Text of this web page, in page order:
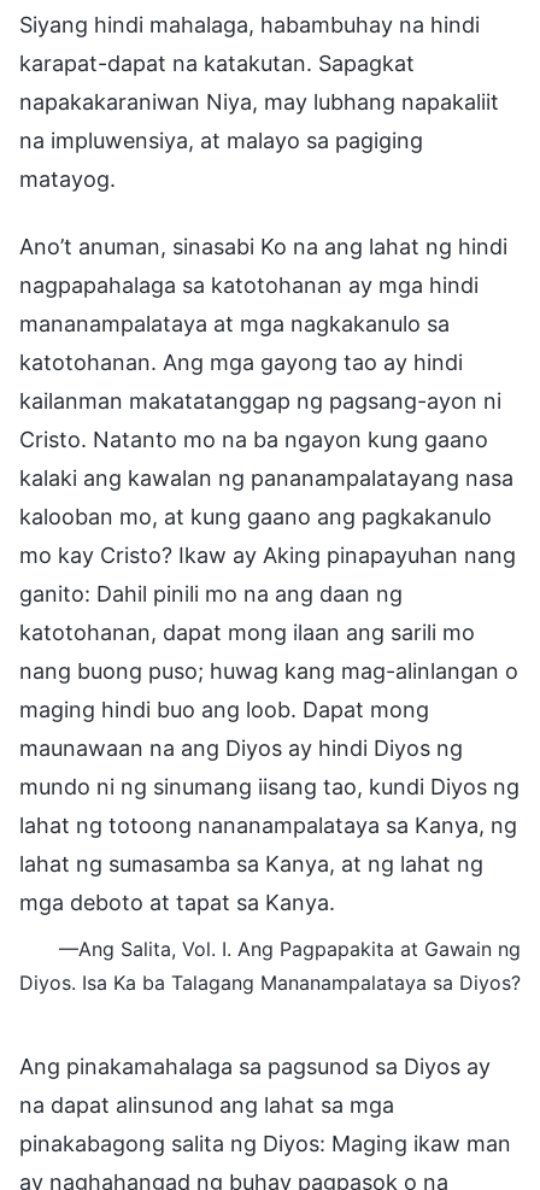
Siyang hindi mahalaga, habambuhay na hindi
karapat-dapat na katakutan. Sapagkat
napakakaraniwan Niya, may lubhang napakaliit
na impluwensiya, at malayo sa pagiging
matayog.
Ano’t anuman, sinasabi Ko na ang lahat ng hindi
nagpapahalaga sa katotohanan ay mga hindi
mananampalataya at mga nagkakanulo sa
katotohanan. Ang mga gayong tao ay hindi
kailanman makatatanggap ng pagsang-ayon ni
Cristo. Natanto mo na ba ngayon kung gaano
kalaki ang kawalan ng pananampalatayang nasa
kalooban mo, at kung gaano ang pagkakanulo
mo kay Cristo? Ikaw ay Aking pinapayuhan nang
ganito: Dahil pinili mo na ang daan ng
katotohanan, dapat mong ilaan ang sarili mo
nang buong puso; huwag kang mag-alinlangan o
maging hindi buo ang loob. Dapat mong
maunawaan na ang Diyos ay hindi Diyos ng
mundo ni ng sinumang iisang tao, kundi Diyos ng
lahat ng totoong nananampalataya sa Kanya, ng
lahat ng sumasamba sa Kanya, at ng lahat ng
mga deboto at tapat sa Kanya.
—Ang Salita, Vol. I. Ang Pagpapakita at Gawain ng
Diyos. Isa Ka ba Talagang Mananampalataya sa Diyos?
Ang pinakamahalaga sa pagsunod sa Diyos ay
na dapat alinsunod ang lahat sa mga
pinakabagong salita ng Diyos: Maging ikaw man
ay naghahangad ng buhay pagpasok o na